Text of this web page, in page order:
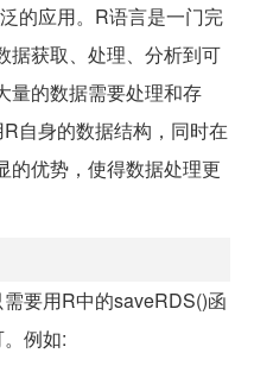
的应用。R语言是一门完
据获取、处理、分析到可
量的数据需要处理和存
自身的数据结构，同时在
的优势，使得数据处理更
要用R中的saveRDS()函
例如: